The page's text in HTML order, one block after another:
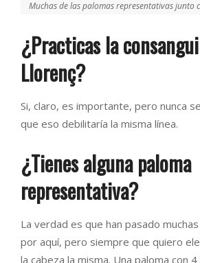
Muchas de las palomas representativas junto
¿Practicas la
Llorenç?
Si, claro, es importante, pero nunca
que eso debilitaría la misma línea.
¿Tienes alguna paloma
representativa?
La verdad es que han pasado
por aquí, pero siempre que quiero
la cabeza la misma. Una paloma con